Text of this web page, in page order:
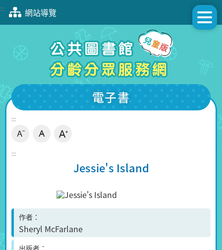
跳
塊
::: 網站導覽
電子書
:::
:::
Jessie's Island
作者
Sheryl McFarlane
出版者